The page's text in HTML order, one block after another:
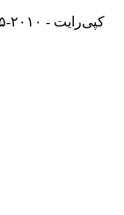
© کپی‌رایت - ۲۰۱۰-۲۰۲۵: تمامی حقوق محفوظ است.